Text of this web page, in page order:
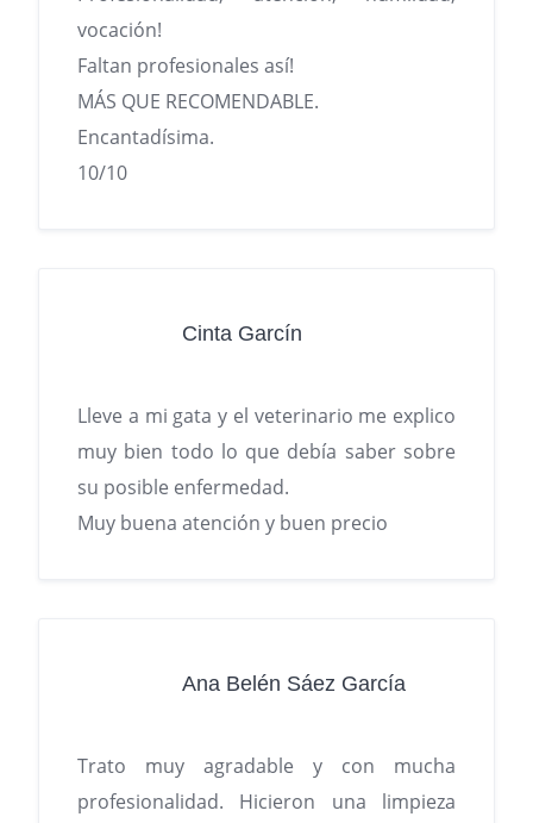
vocación!
Faltan profesionales así!
MÁS QUE RECOMENDABLE.
Encantadísima.
10/10
Cinta Garcín
Lleve a mi gata y el veterinario me explico
muy bien todo lo que debía saber sobre
su posible enfermedad.
Muy buena atención y buen precio
Ana Belén Sáez García
Trato muy agradable y con mucha
profesionalidad. Hicieron una limpieza